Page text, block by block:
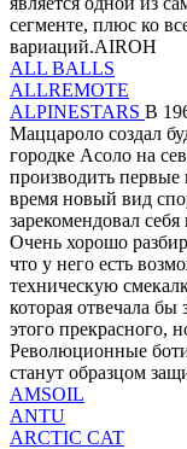
сегменте, плюс ко
вариаций.AIROH
ALL BALLS
ALLREMOTE
ALPINESTARS В
Маццароло создал
городке Асоло на
производить
время новый вид
зарекомендовал
Очень хорошо
что у него есть
техническую
которая отвечала
этого прекрасного,
Революционные
станут образцом
AMSOIL
ANTU
ARCTIC CAT